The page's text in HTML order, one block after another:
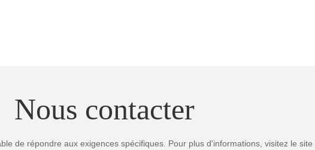
Nous contacter
de répondre aux exigences spécifiques. Pour plus d'informations, visitez le